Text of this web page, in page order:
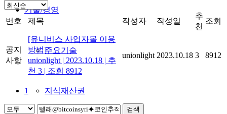
기술/경영
주요기술
지식재산권
번호 제목 작성자 작성일
추
천
조회
공지
사항
[유니비스 사업자몰 이용
방법]
unionlight | 2023.10.18 | 추
천 3 | 조회 8912
unionlight 2023.10.18 3 8912
1
검색